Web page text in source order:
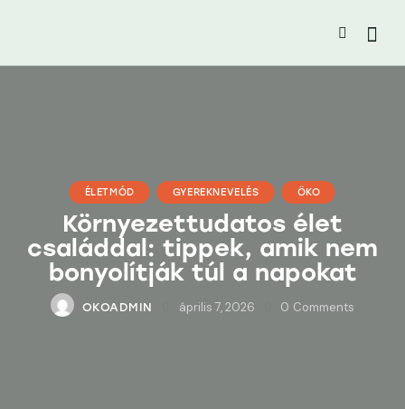
ÉLETMÓD GYEREKNEVELÉS ÖKO
Környezettudatos élet
családdal: tippek, amik nem
bonyolítják túl a napokat
OKOADMIN április 7, 2026 0 Comments